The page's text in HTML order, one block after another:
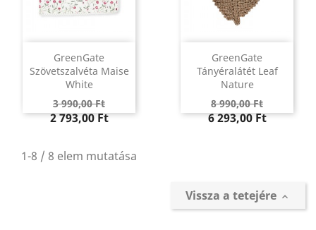
GreenGate
Szövetszalvéta Maise
White
Regular
price
3 990,00 FtÁr
2 793,00 Ft
GreenGate
Tányéralátét Leaf
Nature
Regular
price
8 990,00 FtÁr
6 293,00 Ft
1-8 / 8 elem mutatása
Vissza a tetejére 